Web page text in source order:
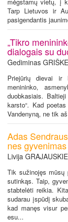
Tarp Lietuvos ir
pasigendantis
„Tikro
dialogais su
Gediminas
Priejūrių dievai ir
menininko,
duobkasiais.
karsto“. Kad
Vandenyną, ne tik
Adas
nes
Livija
Tik sužinojęs mūsų
sutinkąs. Taip,
stabtelėti reikia.
sudarau įspūdį
kad manęs visur
esu...